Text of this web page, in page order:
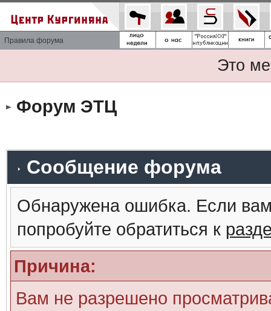
Правила форума
Это
Форум ЭТЦ
Сообщение форума
Обнаружена ошибка. Если
попробуйте обратиться к
Причина:
Вам не разрешено